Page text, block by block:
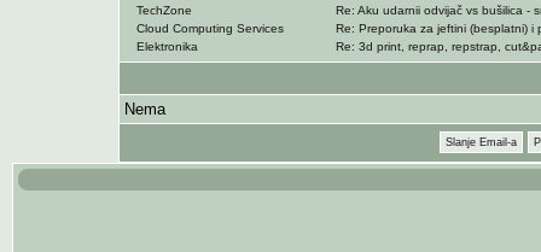
TechZone
Re: Aku udarnii odvijač vs bušilica -
Cloud Computing Services
Re: Preporuka za jeftini (besplatni) i
Elektronika
Re: 3d print, reprap, repstrap,
Nema
Slanje Email-a